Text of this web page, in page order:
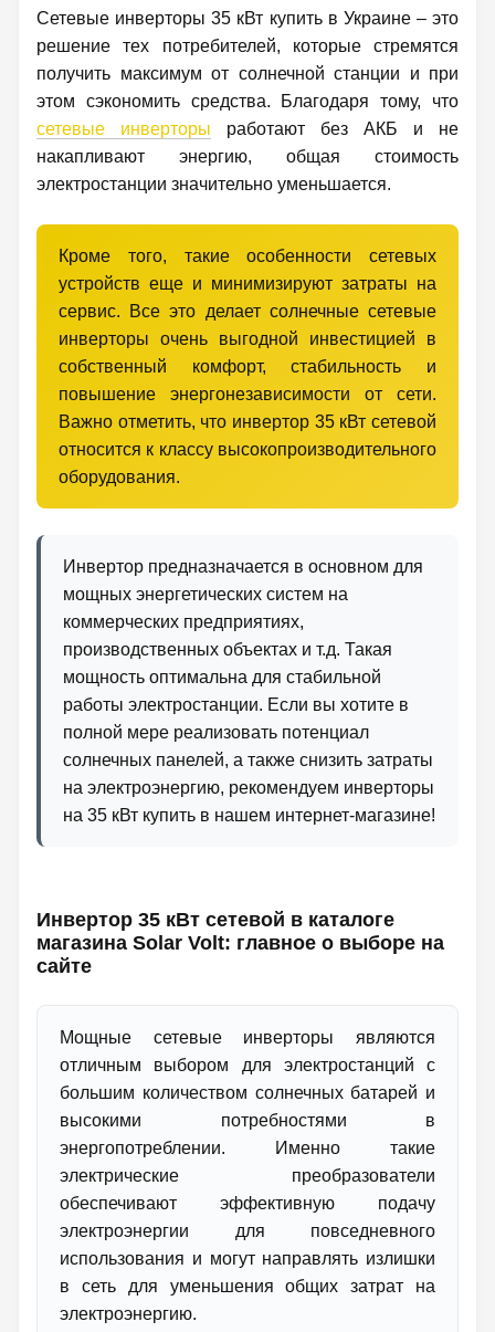
Сетевые инверторы 35 кВт купить в Украине – это
решение тех потребителей, которые стремятся
получить максимум от солнечной станции и при
этом сэкономить средства. Благодаря тому, что
сетевые инверторы работают без АКБ и не
накапливают энергию, общая стоимость
электростанции значительно уменьшается.
Кроме того, такие особенности сетевых
устройств еще и минимизируют затраты на
сервис. Все это делает солнечные сетевые
инверторы очень выгодной инвестицией в
собственный комфорт, стабильность и
повышение энергонезависимости от сети.
Важно отметить, что инвертор 35 кВт сетевой
относится к классу высокопроизводительного
оборудования.
Инвертор предназначается в основном для
мощных энергетических систем на
коммерческих предприятиях,
производственных объектах и т.д. Такая
мощность оптимальна для стабильной
работы электростанции. Если вы хотите в
полной мере реализовать потенциал
солнечных панелей, а также снизить затраты
на электроэнергию, рекомендуем инверторы
на 35 кВт купить в нашем интернет-магазине!
Инвертор 35 кВт сетевой в каталоге
магазина Solar Volt: главное о выборе на
сайте
Мощные сетевые инверторы являются
отличным выбором для электростанций с
большим количеством солнечных батарей и
высокими потребностями в
энергопотреблении. Именно такие
электрические преобразователи
обеспечивают эффективную подачу
электроэнергии для повседневного
использования и могут направлять излишки
в сеть для уменьшения общих затрат на
электроэнергию.